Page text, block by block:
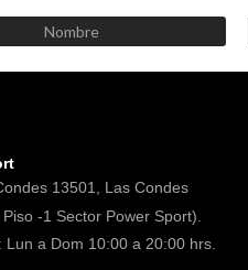
13501, Las Condes
-1 Sector Power Sport).
Lun a Dom 10:00 a 20:00 hrs.